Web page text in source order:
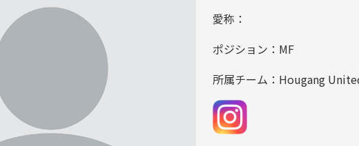
愛称：
ポジション：MF
所属チーム： Hougang